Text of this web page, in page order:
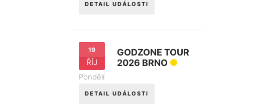
DETAIL UDÁLOSTI
19
ŘÍJ
GODZONE TOUR
2026 BRNO
Pondělí
DETAIL UDÁLOSTI